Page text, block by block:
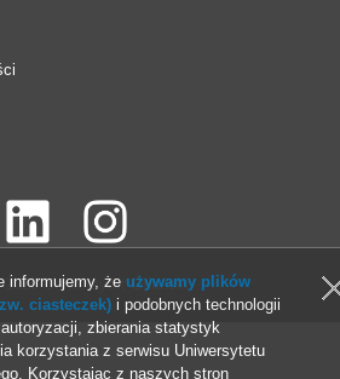
Uniwersytet Gdański
informujemy, że używamy plików
ciasteczek) i podobnych technologii
zbierania statystyk
korzystania z serwisu Uniwersytetu
Korzystając z naszych stron